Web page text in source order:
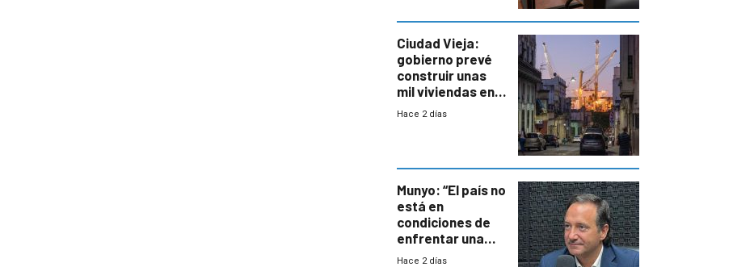
Ciudad Vieja:
gobierno prevé
construir unas
mil viviendas en
un plan de
Hace 2 días
Munyo: “El país no
está en
condiciones de
enfrentar una
reducción de la
Hace 2 días